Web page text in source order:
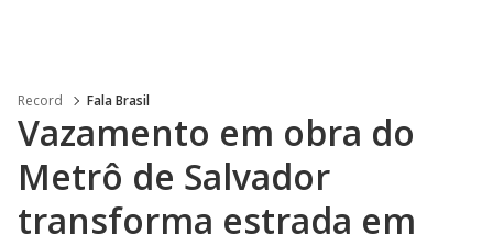
Record Fala Brasil
Vazamento em obra do
Metrô de Salvador
transforma estrada em